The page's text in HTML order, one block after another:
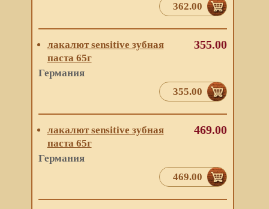
362.00
лакалют sensitive зубная
паста 65г
Германия
355.00
355.00
лакалют sensitive зубная
паста 65г
Германия
469.00
469.00